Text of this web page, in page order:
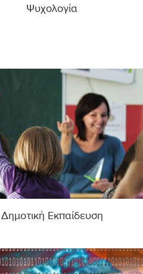
Ψυχολογία
Δημοτική Εκπαίδευση